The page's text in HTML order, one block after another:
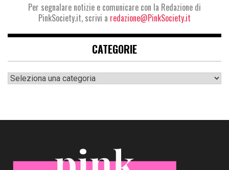
Per segnalare notizie e comunicare con la Redazione di
PinkSociety.it, scrivi a redazione@PinkSociety.it
CATEGORIE
Categorie